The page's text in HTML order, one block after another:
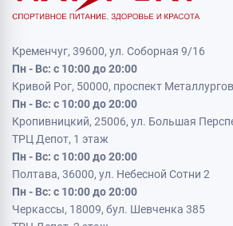
Кременчуг, 39600, ул. Соборная 9/16
Пн - Вс: с 10:00 до 20:00
Кривой Рог, 50000, проспект
Пн - Вс: с 10:00 до 20:00
Кропивницкий, 25006, ул. Большая
ТРЦ Депот, 1 этаж
Пн - Вс: с 10:00 до 20:00
Полтава, 36000, ул. Небесной Сотни 2
Пн - Вс: с 10:00 до 20:00
Черкассы, 18009, бул. Шевченка 385